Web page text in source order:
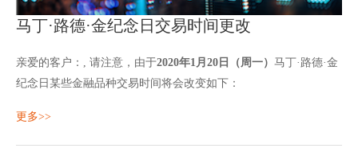
马丁·路德·金纪念日交易时间更改
亲爱的客户：, 请注意，由于2020年1月20日（周一） 马丁·路德·金
纪念日某些金融品种交易时间将会改变如下：
更多>>